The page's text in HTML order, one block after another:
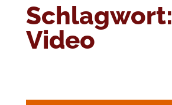
Schlagwort:
Video